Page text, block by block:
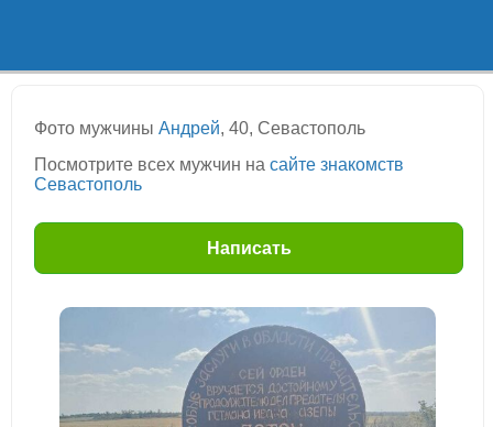
Фото мужчины Андрей, 40, Севастополь
Посмотрите всех мужчин на сайте знакомств
Севастополь
Написать